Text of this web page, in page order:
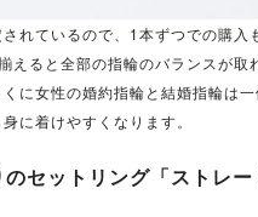
れているので、1本ずつでの購入
えると全部の指輪のバランスが取
に女性の婚約指輪と結婚指輪は
に着けやすくなります。
セットリング「ストレー